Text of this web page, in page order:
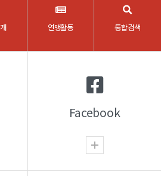
연맹활동 통합검색
Facebook